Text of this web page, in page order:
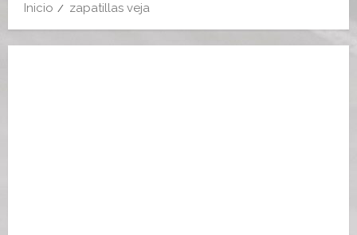
Inicio zapatillas veja